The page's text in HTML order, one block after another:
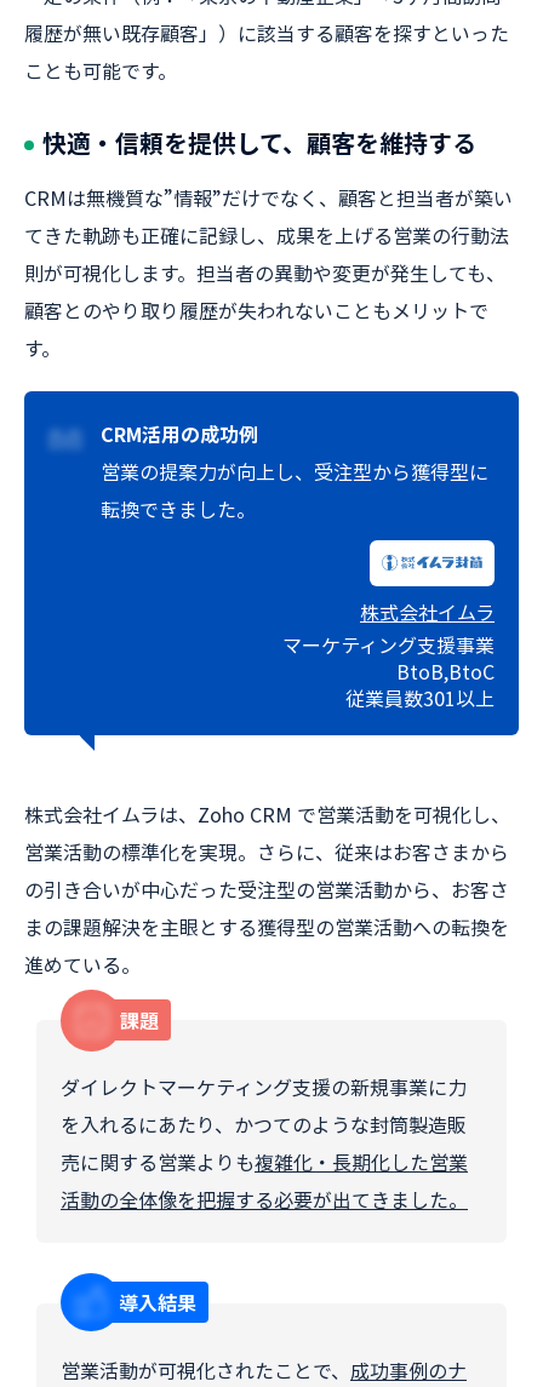
履歴が無い既存顧客」）に該当する顧客を探すといった
ことも可能です。
快適・信頼を提供して、顧客を維持する
CRMは無機質な”情報”だけでなく、顧客と担当者が築い
てきた軌跡も正確に記録し、成果を上げる営業の行動法
則が可視化します。担当者の異動や変更が発生しても、
顧客とのやり取り履歴が失われないこともメリットで
す。
CRM活用の成功例
営業の提案力が向上し、受注型から獲得型に
転換できました。
株式会社イムラ
マーケティング支援事業
BtoB,BtoC
従業員数301以上
株式会社イムラは、Zoho CRM で営業活動を可視化し、
営業活動の標準化を実現。さらに、従来はお客さまから
の引き合いが中心だった受注型の営業活動から、お客さ
まの課題解決を主眼とする獲得型の営業活動への転換を
進めている。
課題
ダイレクトマーケティング支援の新規事業に力
を入れるにあたり、かつてのような封筒製造販
売に関する営業よりも複雑化・長期化した営業
活動の全体像を把握する必要が出てきました。
導入結果
営業活動が可視化されたことで、 成功事例のナ